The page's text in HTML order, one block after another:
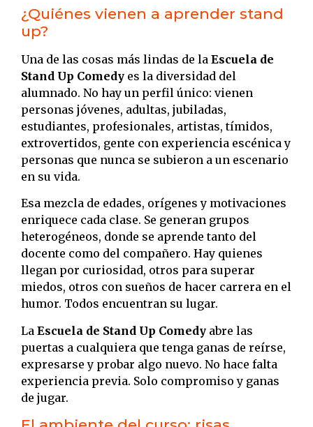
¿Quiénes vienen a aprender stand
up?
Una de las cosas más lindas de la Escuela de
Stand Up Comedy es la diversidad del
alumnado. No hay un perfil único: vienen
personas jóvenes, adultas, jubiladas,
estudiantes, profesionales, artistas, tímidos,
extrovertidos, gente con experiencia escénica y
personas que nunca se subieron a un escenario
en su vida.
Esa mezcla de edades, orígenes y motivaciones
enriquece cada clase. Se generan grupos
heterogéneos, donde se aprende tanto del
docente como del compañero. Hay quienes
llegan por curiosidad, otros para superar
miedos, otros con sueños de hacer carrera en el
humor. Todos encuentran su lugar.
La Escuela de Stand Up Comedy abre las
puertas a cualquiera que tenga ganas de reírse,
expresarse y probar algo nuevo. No hace falta
experiencia previa. Solo compromiso y ganas
de jugar.